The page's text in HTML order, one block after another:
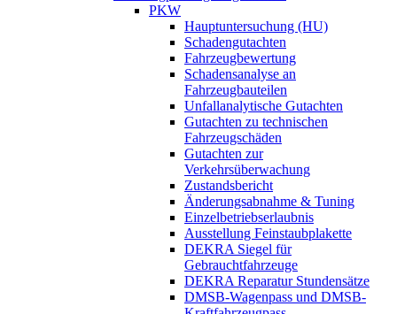
PKW
Hauptuntersuchung (HU)
Schadengutachten
Fahrzeugbewertung
Schadensanalyse an
Fahrzeugbauteilen
Unfallanalytische Gutachten
Gutachten zu technischen
Fahrzeugschäden
Gutachten zur
Verkehrsüberwachung
Zustandsbericht
Änderungsabnahme & Tuning
Einzelbetriebserlaubnis
Ausstellung Feinstaubplakette
DEKRA Siegel für
Gebrauchtfahrzeuge
DEKRA Reparatur Stundensätze
DMSB-Wagenpass und DMSB-